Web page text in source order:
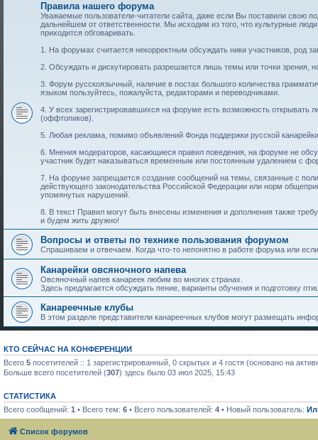
Правила нашего форума
Уважаемые пользователи-читатели сайта, даже если Вы поставили свою
дальнейшем от ответственности. Мы исходим из того, что культурные
приходится обговаривать.
1. На форумах считается некорректным обсуждать ники участников, род
2. Обсуждать и дискутировать разрешается лишь темы или точки зрения,
3. Форум русскоязычный, наличие в постах большого количества
языком пользуйтесь, пожалуйста, редакторами и переводчиками.
4. У всех зарегистрировавшихся на форуме есть возможность
(оффтопиков).
5. Любая реклама, помимо объявлений Фонда поддержки русской
6. Мнения модераторов, касающиеся правил поведения, на форуме не
участник будет наказываться временным или постоянным удалением с
7. На форуме запрещается создание сообщений на темы, связанные с
действующего законодательства Российской Федерации или норм
упомянутых нарушений.
8. В текст Правил могут быть внесены изменения и дополнения также
и будем жить дружно!
Вопросы и ответы по технике пользования форумом
Спрашиваем и отвечаем. Когда что-то непонятно в работе форума или
Канарейки овсяночного напева
Овсяночный напев канареек любим во многих странах.
Здесь предлагается обсуждать пение, варианты обучения и подготовку
Канареечные клубы
В этом разделе представители канареечных клубов могут размещать
КТО СЕЙЧАС НА КОНФЕРЕНЦИИ
Всего 5 посетителей :: 1 зарегистрированный, 0 скрытых и 4 гостя (основано на
Больше всего посетителей (307) здесь было 03 июл 2025, 15:43
СТАТИСТИКА
Всего сообщений: 1 • Всего тем: 6 • Всего пользователей: 4 • Новый пользователь:
Список форумов